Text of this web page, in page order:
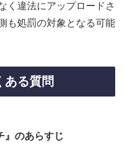
く違法にアップロードさ
も処罰の対象となる可能
ある質問
』のあらすじ